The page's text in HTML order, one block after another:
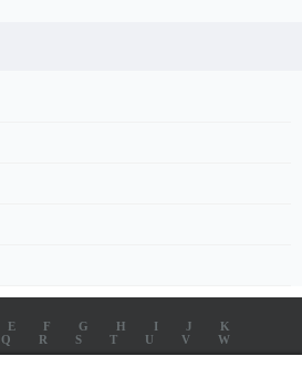
E F G H I J
K
Q R S T U V
W